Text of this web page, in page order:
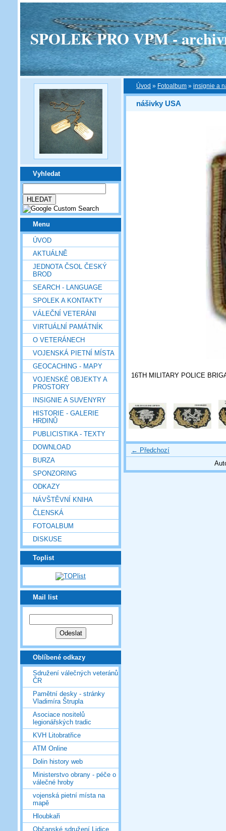
SPOLEK PRO VPM -
Vyhledat
Menu
ÚVOD
AKTUÁLNĚ
JEDNOTA ČSOL ČESKÝ
BROD
SEARCH - LANGUAGE
SPOLEK A KONTAKTY
VÁLEČNÍ VETERÁNI
VIRTUÁLNÍ PAMÁTNÍK
O VETERÁNECH
VOJENSKÁ PIETNÍ MÍSTA
GEOCACHING - MAPY
VOJENSKÉ OBJEKTY A
PROSTORY
INSIGNIE A SUVENYRY
HISTORIE - GALERIE
HRDINŮ
PUBLICISTIKA - TEXTY
DOWNLOAD
BURZA
SPONZORING
ODKAZY
NÁVŠTĚVNÍ KNIHA
ČLENSKÁ
FOTOALBUM
DISKUSE
Toplist
Mail list
Oblíbené odkazy
Sdružení válečných veteránů
ČR
Pamětní desky - stránky
Vladimíra Štrupla
Asociace nositelů
legionářských tradic
KVH Litobratřice
ATM Online
Dolin history web
Ministerstvo obrany - péče o
válečné hroby
vojenská pietní místa na
mapě
Hloubkaři
Občanské sdružení Lidice
Úvod » Fotoalbum » insignie a
nášivky USA
16TH MILITARY POLICE
← Předchozí